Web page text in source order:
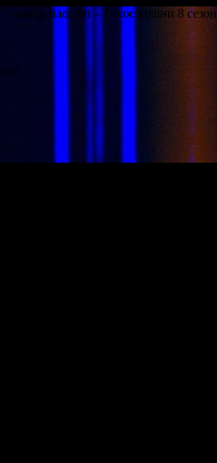
вибір наосліп – Голос країни 8 сезон